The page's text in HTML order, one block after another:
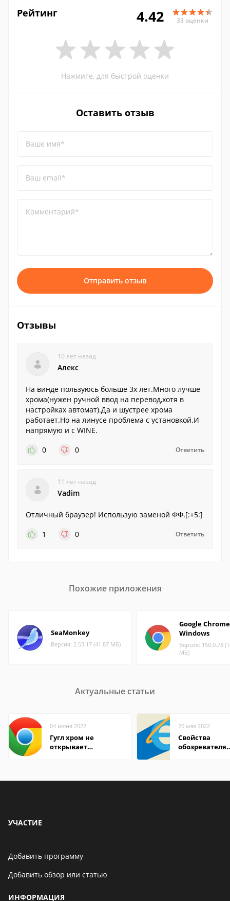
Рейтинг 4.42 33 оценки
Нажмите, для быстрой оценки
Оставить отзыв
Ваше имя*
Ваш email*
Комментарий*
Отправить отзыв
Отзывы
10 лет назад
Алекс
На винде пользуюсь больше 3х лет.Много лучше
хрома(нужен ручной ввод на перевод,хотя в
настройках автомат).Да и шустрее хрома
работает.Но на линусе проблема с установкой.И
напрямую и с WINE.
0
0 Ответить
11 лет назад
Vadim
Отличный браузер! Использую заменой ФФ.[:+5:]
1
0 Ответить
Похожие приложения
SeaMonkey
Версия: 2.53.17 (41.87 МБ)
Google Chrome
Windows
Версия: 150.0.78
МБ)
Актуальные статьи
04 июня 2022
Гугл хром не
открывает
20 мая 2022
Свойства
обозревателя
УЧАСТИЕ
Добавить программу
Добавить обзор или статью
ИНФОРМАЦИЯ